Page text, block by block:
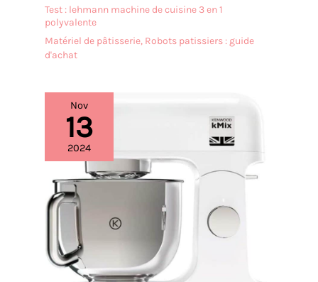
Test : lehmann machine de cuisine 3 en 1
polyvalente
Matériel de pâtisserie, Robots patissiers : guide
d'achat
Nov
13
2024